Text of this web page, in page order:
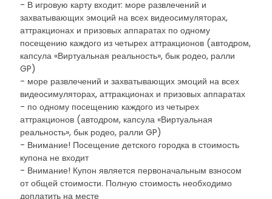
- В игровую карту входит: море развлечений и
захватывающих эмоций на всех видеосимуляторах,
аттракционах и призовых аппаратах по одному
посещению каждого из четырех аттракционов (автодром,
капсула «Виртуальная реальность», бык родео, ралли
GP)
- море развлечений и захватывающих эмоций на всех
видеосимуляторах, аттракционах и призовых аппаратах
- по одному посещению каждого из четырех
аттракционов (автодром, капсула «Виртуальная
реальность», бык родео, ралли GP)
- Внимание! Посещение детского городка в стоимость
купона не входит
- Внимание! Купон является первоначальным взносом
от общей стоимости. Полную стоимость необходимо
доплатить на месте